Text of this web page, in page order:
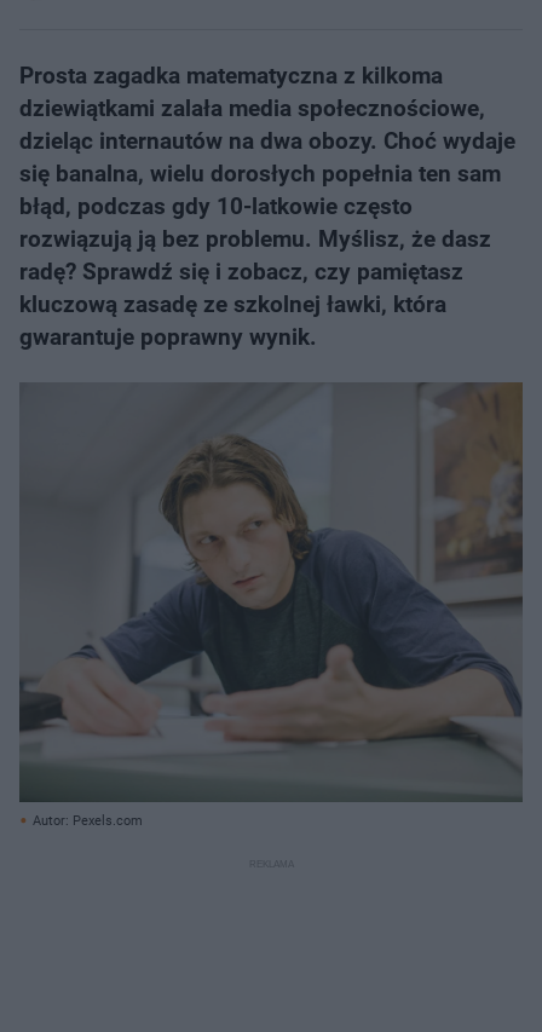
Prosta zagadka matematyczna z kilkoma
dziewiątkami zalała media społecznościowe,
dzieląc internautów na dwa obozy. Choć wydaje
się banalna, wielu dorosłych popełnia ten sam
błąd, podczas gdy 10-latkowie często
rozwiązują ją bez problemu. Myślisz, że dasz
radę? Sprawdź się i zobacz, czy pamiętasz
kluczową zasadę ze szkolnej ławki, która
gwarantuje poprawny wynik.
Autor: Pexels.com